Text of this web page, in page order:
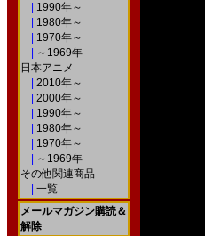
1990年～
1980年～
1970年～
～1969年
日本アニメ
2010年～
2000年～
1990年～
1980年～
1970年～
～1969年
その他関連商品
一覧
メールマガジン購読＆
解除